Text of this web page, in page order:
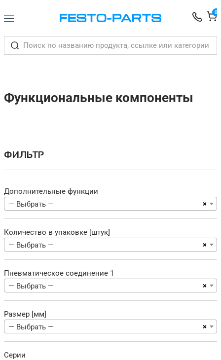
0
Функциональные компоненты
ФИЛЬТР
Дополнительные функции
×
— Выбрать —
Количество в упаковке [штук]
×
— Выбрать —
Пневматическое соединение 1
×
— Выбрать —
Размер [мм]
×
— Выбрать —
Серии